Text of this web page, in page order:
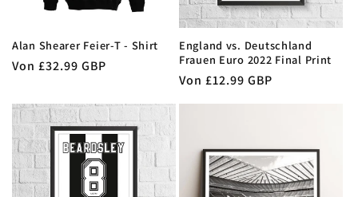
Alan Shearer Feier-T - Shirt
Normaler
Von £32.99 GBP
England vs. Deutschland
Frauen Euro 2022 Final Print
Normaler
Preis
Von £12.99 GBP